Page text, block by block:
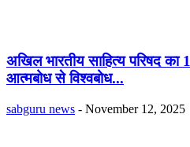
अखिल भारतीय साहित्य परिषद का
आत्मबोध से विश्वबोध...
sabguru news - November 12, 2025